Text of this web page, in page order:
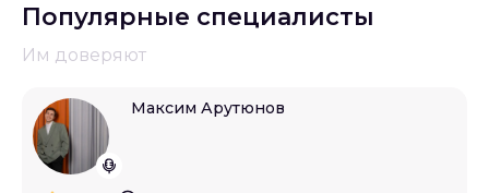
Популярные специалисты
Им доверяют
Максим Арутюнов